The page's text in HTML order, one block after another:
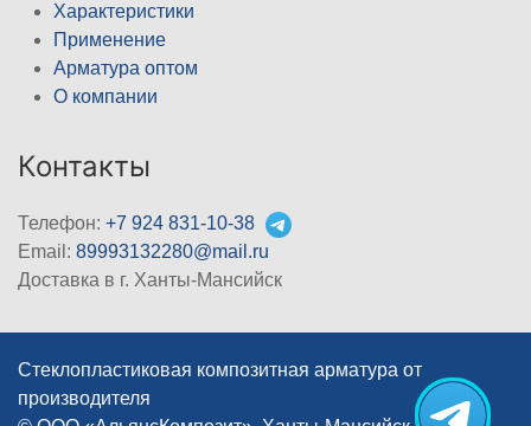
Характеристики
Применение
Арматура оптом
О компании
Контакты
Телефон: +7 924 831-10-38
Email: 89993132280@mail.ru
Доставка в г. Ханты-Мансийск
Стеклопластиковая композитная арматура от
производителя